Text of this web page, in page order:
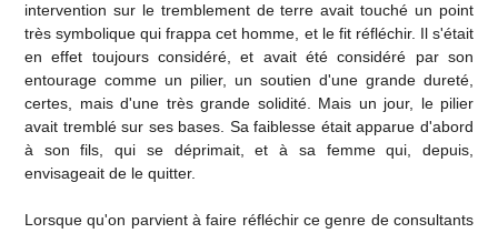
intervention sur le tremblement de terre avait touché un point
très symbolique qui frappa cet homme, et le fit réfléchir. Il s'était
en effet toujours considéré, et avait été considéré par son
entourage comme un pilier, un soutien d'une grande dureté,
certes, mais d'une très grande solidité. Mais un jour, le pilier
avait tremblé sur ses bases. Sa faiblesse était apparue d'abord
à son fils, qui se déprimait, et à sa femme qui, depuis,
envisageait de le quitter.
Lorsque qu'on parvient à faire réfléchir ce genre de consultants